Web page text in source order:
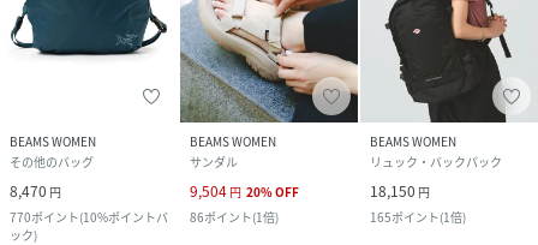
BEAMS WOMEN
その他のバッグ
8,470 円
770ポイント(10%ポイントバ
ック)
BEAMS WOMEN
サンダル
9,504 円 20%OFF
86ポイント(1倍)
BEAMS WOMEN
リュック・バックパック
18,150 円
165ポイント(1倍)